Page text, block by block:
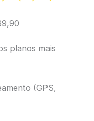
planos mais
(GPS,